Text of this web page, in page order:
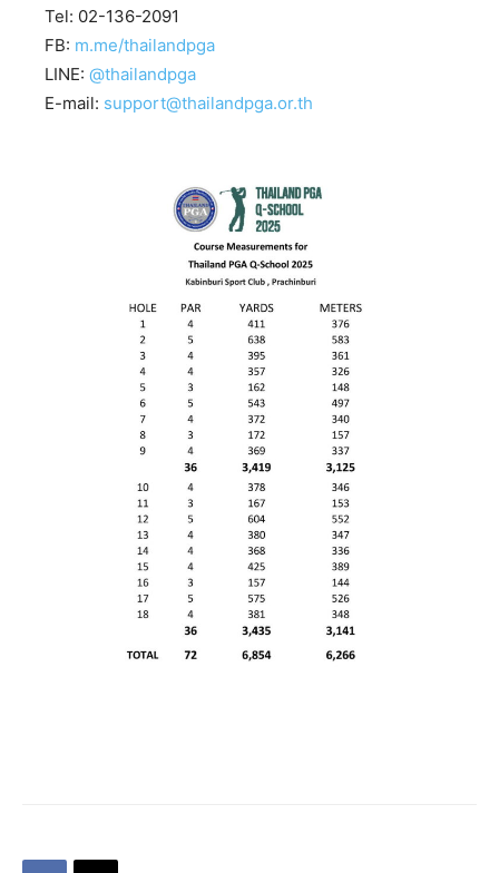
Tel: 02-136-2091
FB: m.me/thailandpga
LINE: @thailandpga
E-mail: support@thailandpga.or.th